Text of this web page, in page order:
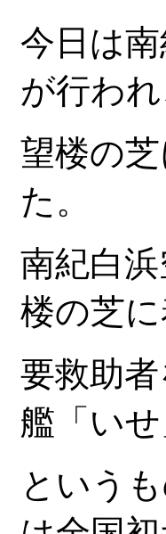
今日は
が行わ
望楼の
た。
南紀白
楼の芝に
要救助
艦「い
という